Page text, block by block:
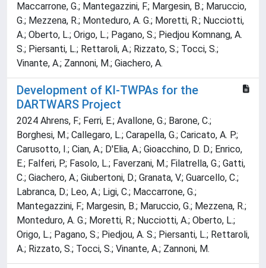
Maccarrone, G.; Mantegazzini, F.; Margesin, B.; Maruccio,
G.; Mezzena, R.; Monteduro, A. G.; Moretti, R.; Nucciotti,
A.; Oberto, L.; Origo, L.; Pagano, S.; Piedjou Komnang, A.
S.; Piersanti, L.; Rettaroli, A.; Rizzato, S.; Tocci, S.;
Vinante, A.; Zannoni, M.; Giachero, A.
Development of KI-TWPAs for the
DARTWARS Project
2024 Ahrens, F.; Ferri, E.; Avallone, G.; Barone, C.;
Borghesi, M.; Callegaro, L.; Carapella, G.; Caricato, A. P.;
Carusotto, I.; Cian, A.; D'Elia, A.; Gioacchino, D. D.; Enrico,
E.; Falferi, P.; Fasolo, L.; Faverzani, M.; Filatrella, G.; Gatti,
C.; Giachero, A.; Giubertoni, D.; Granata, V.; Guarcello, C.;
Labranca, D.; Leo, A.; Ligi, C.; Maccarrone, G.;
Mantegazzini, F.; Margesin, B.; Maruccio, G.; Mezzena, R.;
Monteduro, A. G.; Moretti, R.; Nucciotti, A.; Oberto, L.;
Origo, L.; Pagano, S.; Piedjou, A. S.; Piersanti, L.; Rettaroli,
A.; Rizzato, S.; Tocci, S.; Vinante, A.; Zannoni, M.